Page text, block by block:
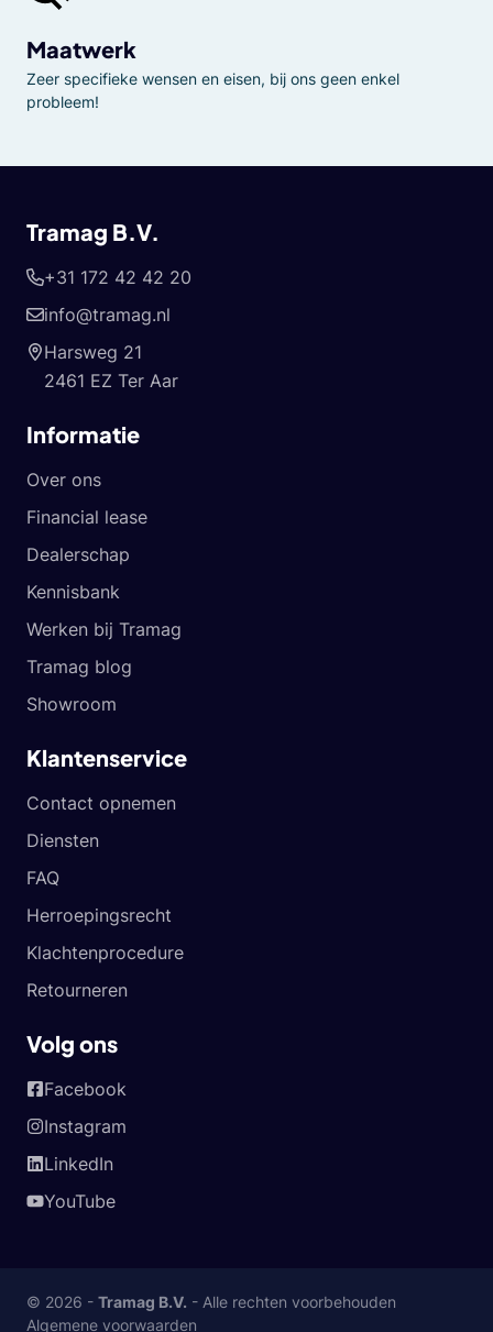
Maatwerk
Zeer specifieke wensen en eisen, bij ons geen enkel
probleem!
Tramag B.V.
+31 172 42 42 20
info@tramag.nl
Harsweg 21
2461 EZ Ter Aar
Informatie
Over ons
Financial lease
Dealerschap
Kennisbank
Werken bij Tramag
Tramag blog
Showroom
Klantenservice
Contact opnemen
Diensten
FAQ
Herroepingsrecht
Klachtenprocedure
Retourneren
Volg ons
Facebook
Instagram
LinkedIn
YouTube
© 2026 - Tramag B.V. - Alle rechten voorbehouden
Algemene voorwaarden